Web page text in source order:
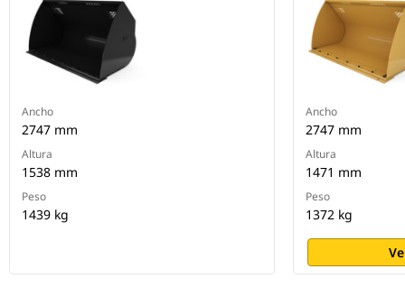
Ancho
2747 mm
Altura
1538 mm
Peso
1439 kg
Ancho
2747 mm
Altura
1471 mm
Peso
1372 kg